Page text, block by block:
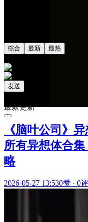
综合 最新 最热
发送
最新更新
《脑叶公司》
所有异想体合
略
2026-05-27 13:530赞 · 0